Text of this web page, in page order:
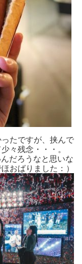
たですが、挟んで
々残念・・・。
だろうなと思いな
おばりました：）